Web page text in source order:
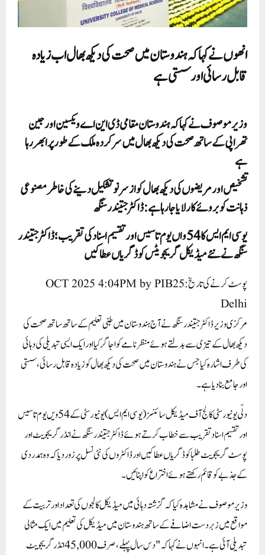
انھوں نے کہا کہ ہندوستان میں صحت کی دیکھ بھال اب زیادہ
قابل رسائی اور سستی ہے
وزیر موصوف نے کہا کہ ہندوستان مقامی ڈی این اے ویکسین اور جین
تھراپی کے ساتھ صحت کی دیکھ بھال میں سرکردہ ملک کے طور پر ابھر رہا
ہے
تشخیص اور مریضوں کی دیکھ بھال کو از سر نو تشکیل دینے کی خاطر مصنوعی
ذہانت کو بروئے کار لایا جارہا ہے: ڈاکٹر جتیندر سنگھ
یو سی ایم ایس کا 54 واں یوم تاسیس اورتقسیم اسناد کی تقریب ؛ ڈاکٹر جتیندر
سنگھ نے نئے میڈیکل گریجویٹس کو ڈگریاں عطا کیں
پوسٹ کرنے کی تاریخ: 25 OCT 2025 4:04PM by PIB
Delhi
مرکزی وزیر ڈاکٹر جتیندر سنگھ نے آج ہندوستان میں طبی تعلیم کے ساتھ ساتھ صحت کی
دیکھ بھال کے تیزی سے بدلتے ہوئے منظرنامے کو اجاگر کیا اور ایک ایسی تبدیلی کی دہائی
کی طرف اشارہ کیا جس نے ہندوستان میں صحت کی دیکھ بھال کو زیادہ قابل رسائی ، سستی
اور جامع بنا دیا ہے ۔
دلّی یونیورسٹی کالج آف میڈیکل سائنسز (یو سی ایم ایس) یونیورسٹی کے 54 ویں یوم تاسیس
اورتقسیم اسناد تقریب سے خطاب کرتے ہوئے ڈاکٹر جتیندر سنگھ نے انڈرگریجویٹ اور
پوسٹ گریجویٹ طلبا کو ڈگریاں عطا کیں اور ڈاکٹروں کی نئی نسل پر زور دیا کہ وہ ہمدردی
کے جذبے کو قائم رکھتے ہوئے اختراع کو اپنائیں ۔
وزیر موصوف نے مشاہدہ کیا کہ گزشتہ دہائی میں میڈیکل کالجوں کی تعداد اور تربیت کے
مواقع میں زبردست اضافے کے ساتھ ہندوستان میں میڈیکل کی تعلیم میں ایک مثالی
تبدیلی آئی ہے ۔ انہوں نے کہا کہ "دس سال پہلے ، صرف 45,000 انڈرگریجویٹ